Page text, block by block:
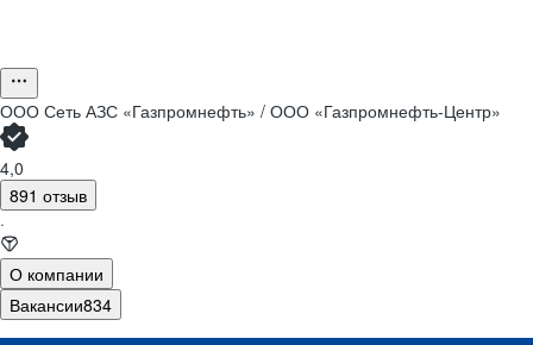
ООО Сеть АЗС «Газпромнефть» / ООО «Газпромнефть-Центр»
4,0
891 отзыв
·
О компании
Вакансии834